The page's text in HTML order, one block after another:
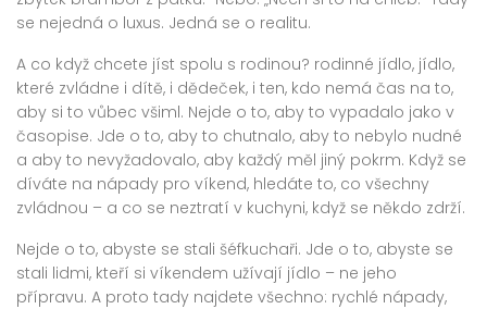
se nejedná o luxus. Jedná se o realitu.
A co když chcete jíst spolu s rodinou? rodinné jídlo, jídlo,
které zvládne i dítě, i dědeček, i ten, kdo nemá čas na to,
aby si to vůbec všiml. Nejde o to, aby to vypadalo jako v
časopise. Jde o to, aby to chutnalo, aby to nebylo nudné
a aby to nevyžadovalo, aby každý měl jiný pokrm. Když se
díváte na nápady pro víkend, hledáte to, co všechny
zvládnou – a co se neztratí v kuchyni, když se někdo zdrží.
Nejde o to, abyste se stali šéfkuchaři. Jde o to, abyste se
stali lidmi, kteří si víkendem užívají jídlo – ne jeho
přípravu. A proto tady najdete všechno: rychlé nápady,